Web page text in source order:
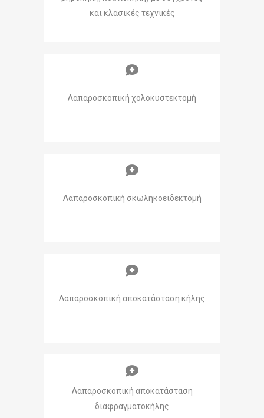
και κλασικές τεχνικές
Λαπαροσκοπική χολοκυστεκτομή
Λαπαροσκοπική σκωληκοειδεκτομή
Λαπαροσκοπική αποκατάσταση κήλης
Λαπαροσκοπική αποκατάσταση
διαφραγματοκήλης